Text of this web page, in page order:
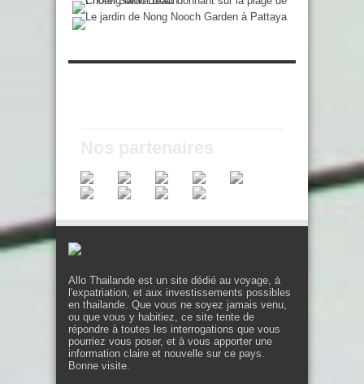
Allo Thailande est un site dédié au voyage, à
l'expatriation, et aux investissements possibles
en thailande. Que vous ne soyez jamais venu,
ou que vous y habitiez, ce site tente de
répondre à toutes les interrogations que vous
pourriez vous poser, et à vous apporter une
information claire et nouvelle sur ce pays.
Bonne visite.